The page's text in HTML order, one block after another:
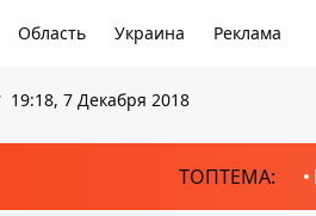
Область Украина Реклама
19:18, 7 Декабря 2018
ТОПТЕМА: